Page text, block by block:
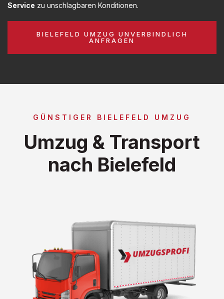
Service zu unschlagbaren Konditionen.
BIELEFELD UMZUG UNVERBINDLICH
ANFRAGEN
GÜNSTIGER BIELEFELD UMZUG
Umzug & Transport
nach Bielefeld